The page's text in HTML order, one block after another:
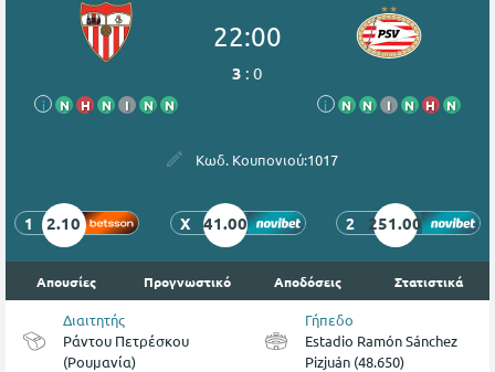
i Ν Η Ν Ι Ν Ν
22:00
3 :0
i Ν Ν Ι Ν Η Ν
Κωδ. Κουπονιού:1017
1 2.10 X 41.00 2 251.00
Απουσίες Προγνωστικό Αποδόσεις Στατιστικά
Διαιτητής
Ράντου Πετρέσκου
(Ρουμανία)
Γήπεδο
Estadio Ramón Sánchez
Pizjuán (48.650)